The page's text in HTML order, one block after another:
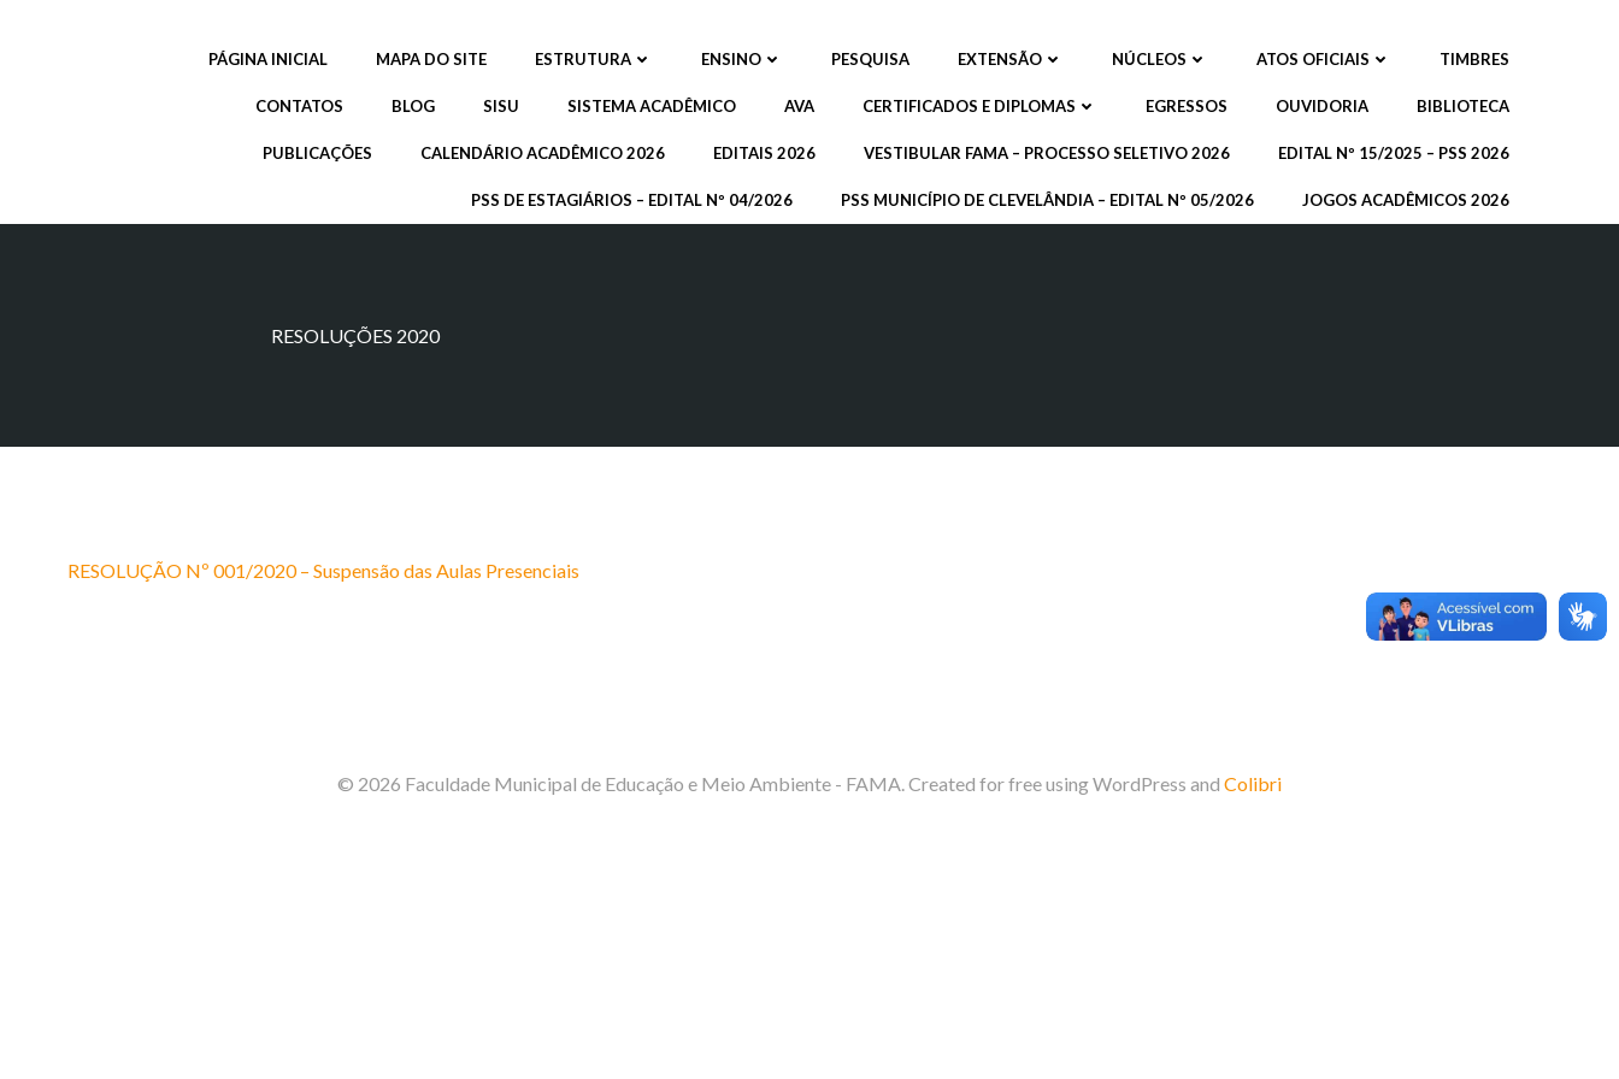
PÁGINA INICIAL MAPA DO SITE ESTRUTURA ENSINO PESQUISA EXTENSÃO NÚCLEOS ATOS OFICIAIS TIMBRES
CONTATOS BLOG SISU SISTEMA ACADÊMICO AVA CERTIFICADOS E DIPLOMAS EGRESSOS OUVIDORIA BIBLIOTECA
PUBLICAÇÕES CALENDÁRIO ACADÊMICO 2026 EDITAIS 2026 VESTIBULAR FAMA – PROCESSO SELETIVO 2026 EDITAL Nº 15/2025 – PSS 2026
PSS DE ESTAGIÁRIOS – EDITAL Nº 04/2026 PSS MUNICÍPIO DE CLEVELÂNDIA – EDITAL Nº 05/2026 JOGOS ACADÊMICOS 2026
RESOLUÇÕES 2020
RESOLUÇÃO Nº 001/2020 – Suspensão das Aulas Presenciais
© 2026 Faculdade Municipal de Educação e Meio Ambiente - FAMA. Created for free using WordPress and Colibri